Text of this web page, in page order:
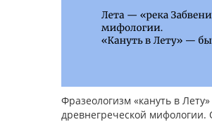
Фразеологизм «кануть в
древнегреческой